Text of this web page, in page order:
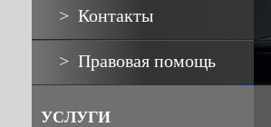
Контакты
Правовая помощь
УСЛУГИ